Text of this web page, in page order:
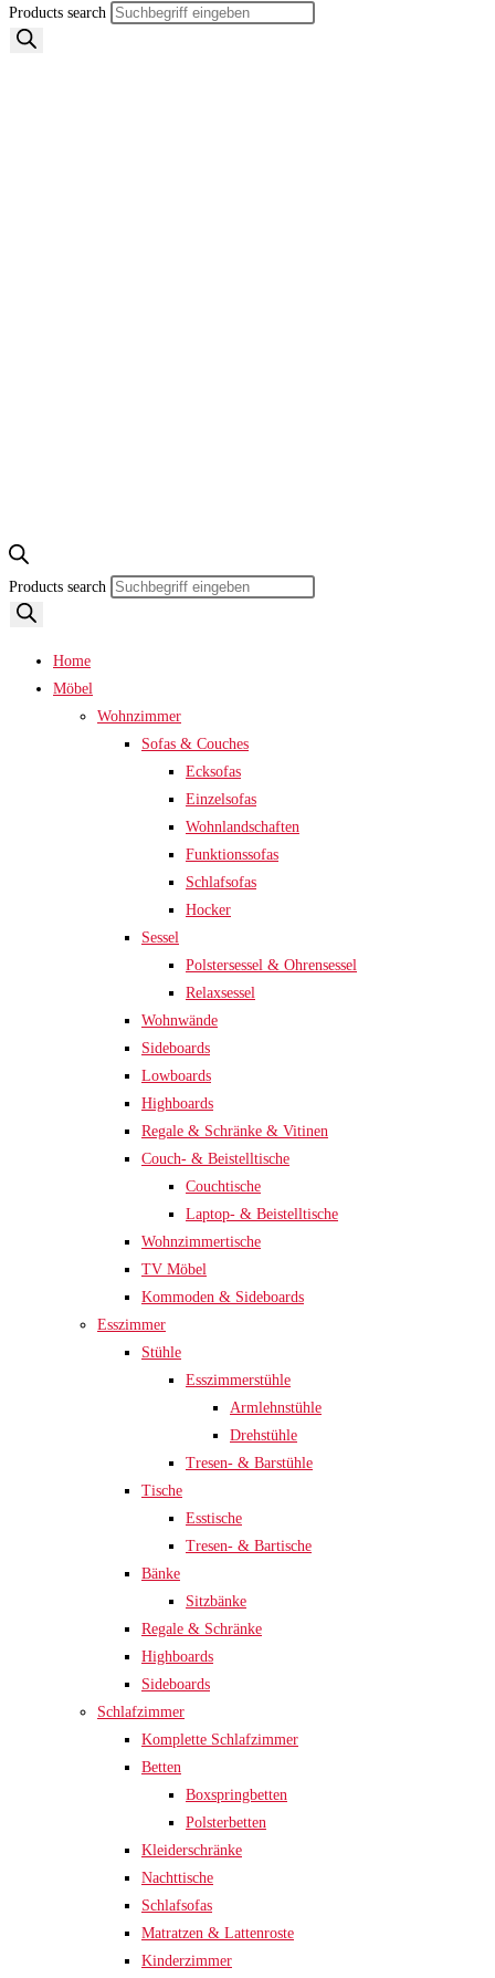
Products search
Products search
Home
Möbel
Wohnzimmer
Sofas & Couches
Ecksofas
Einzelsofas
Wohnlandschaften
Funktionssofas
Schlafsofas
Hocker
Sessel
Polstersessel & Ohrensessel
Relaxsessel
Wohnwände
Sideboards
Lowboards
Highboards
Regale & Schränke & Vitinen
Couch- & Beistelltische
Couchtische
Laptop- & Beistelltische
Wohnzimmertische
TV Möbel
Kommoden & Sideboards
Esszimmer
Stühle
Esszimmerstühle
Armlehnstühle
Drehstühle
Tresen- & Barstühle
Tische
Esstische
Tresen- & Bartische
Bänke
Sitzbänke
Regale & Schränke
Highboards
Sideboards
Schlafzimmer
Komplette Schlafzimmer
Betten
Boxspringbetten
Polsterbetten
Kleiderschränke
Nachttische
Schlafsofas
Matratzen & Lattenroste
Kinderzimmer